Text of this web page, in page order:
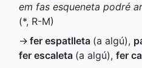
em fas esqueneta podré
(*, R-M)
→ fer espatlleta (a algú),
fer escaleta (a algú), fer